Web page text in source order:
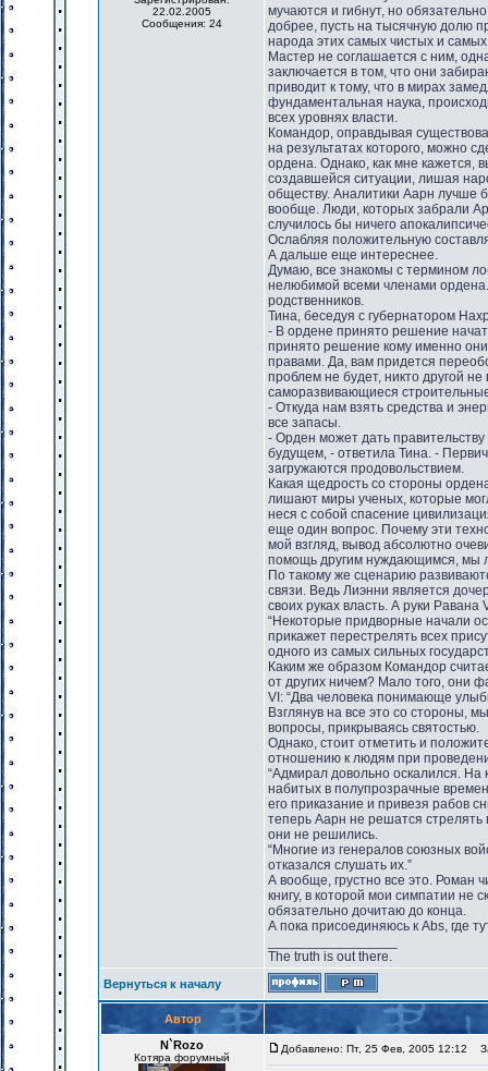
22.02.2005
Сообщения: 24
мучаются и гибнут, но
добрее, пусть на тысячную долю
народа этих самых чистых и
Мастер не соглашается с ним,
заключается в том, что они
приводит к тому, что в мирах
фундаментальная наука,
всех уровнях власти.
Командор, оправдывая
на результатах которого, можно
ордена. Однако, как мне кажется,
создавшейся ситуации, лишая
обществу. Аналитики Аарн лучше
вообще. Люди, которых забрали
случилось бы ничего
Ослабляя положительную
А дальше еще интереснее.
Думаю, все знакомы с термином
нелюбимой всеми членами
родственников.
Тина, беседуя с губернатором
- В ордене принято решение
принято решение кому именно
правами. Да, вам придется
проблем не будет, никто другой
саморазвивающиеся
- Откуда нам взять средства и
все запасы.
- Орден может дать
будущем, - ответила Тина. -
загружаются продовольствием.
Какая щедрость со стороны
лишают миры ученых, которые
неся с собой спасение
еще один вопрос. Почему эти
мой взгляд, вывод абсолютно
помощь другим нуждающимся, мы
По такому же сценарию
связи. Ведь Лиэнни является
своих руках власть. А руки Равана
“Некоторые придворные начали
прикажет перестрелять всех
одного из самых сильных
Каким же образом Командор
от других ничем? Мало того, они
VI: “Два человека понимающе
Взглянув на все это со стороны,
вопросы, прикрываясь святостью.
Однако, стоит отметить и
отношению к людям при
“Адмирал довольно оскалился.
набитых в полупрозрачные
его приказание и привезя рабов
теперь Аарн не решатся
они не решились.
“Многие из генералов союзных
отказался слушать их.”
А вообще, грустно все это. Роман
книгу, в которой мои симпатии не
обязательно дочитаю до конца.
А пока присоединяюсь к Abs, где
The truth is out there.
Вернуться к началу
Автор
N`Rozo
Котяра форумный
Добавлено: Пт, 25 Фев, 2005 12:12